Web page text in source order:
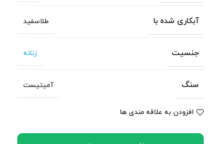
آبکاری شده با طلاسفید
جنسیت زنانه
سنگ آمیتیست
افزودن به علاقه مندی ها